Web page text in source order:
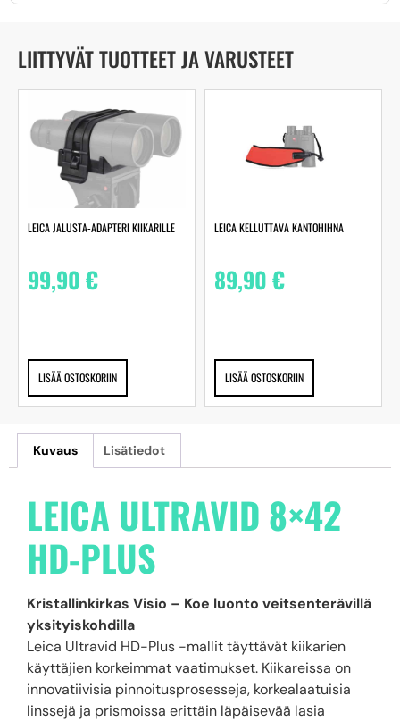
LIITTYVÄT TUOTTEET JA VARUSTEET
LEICA JALUSTA-ADAPTERI KIIKARILLE
99,90€
LISÄÄ OSTOSKORIIN
LEICA KELLUTTAVA KANTOHIHNA
89,90€
LISÄÄ OSTOSKORIIN
Kuvaus Lisätiedot
LEICA ULTRAVID 8×42
HD-PLUS
Kristallinkirkas Visio – Koe luonto veitsenterävillä
yksityiskohdilla
Leica Ultravid HD-Plus -mallit täyttävät kiikarien
käyttäjien korkeimmat vaatimukset. Kiikareissa on
innovatiivisia pinnoitusprosesseja, korkealaatuisia
linssejä ja prismoissa erittäin läpäisevää lasia